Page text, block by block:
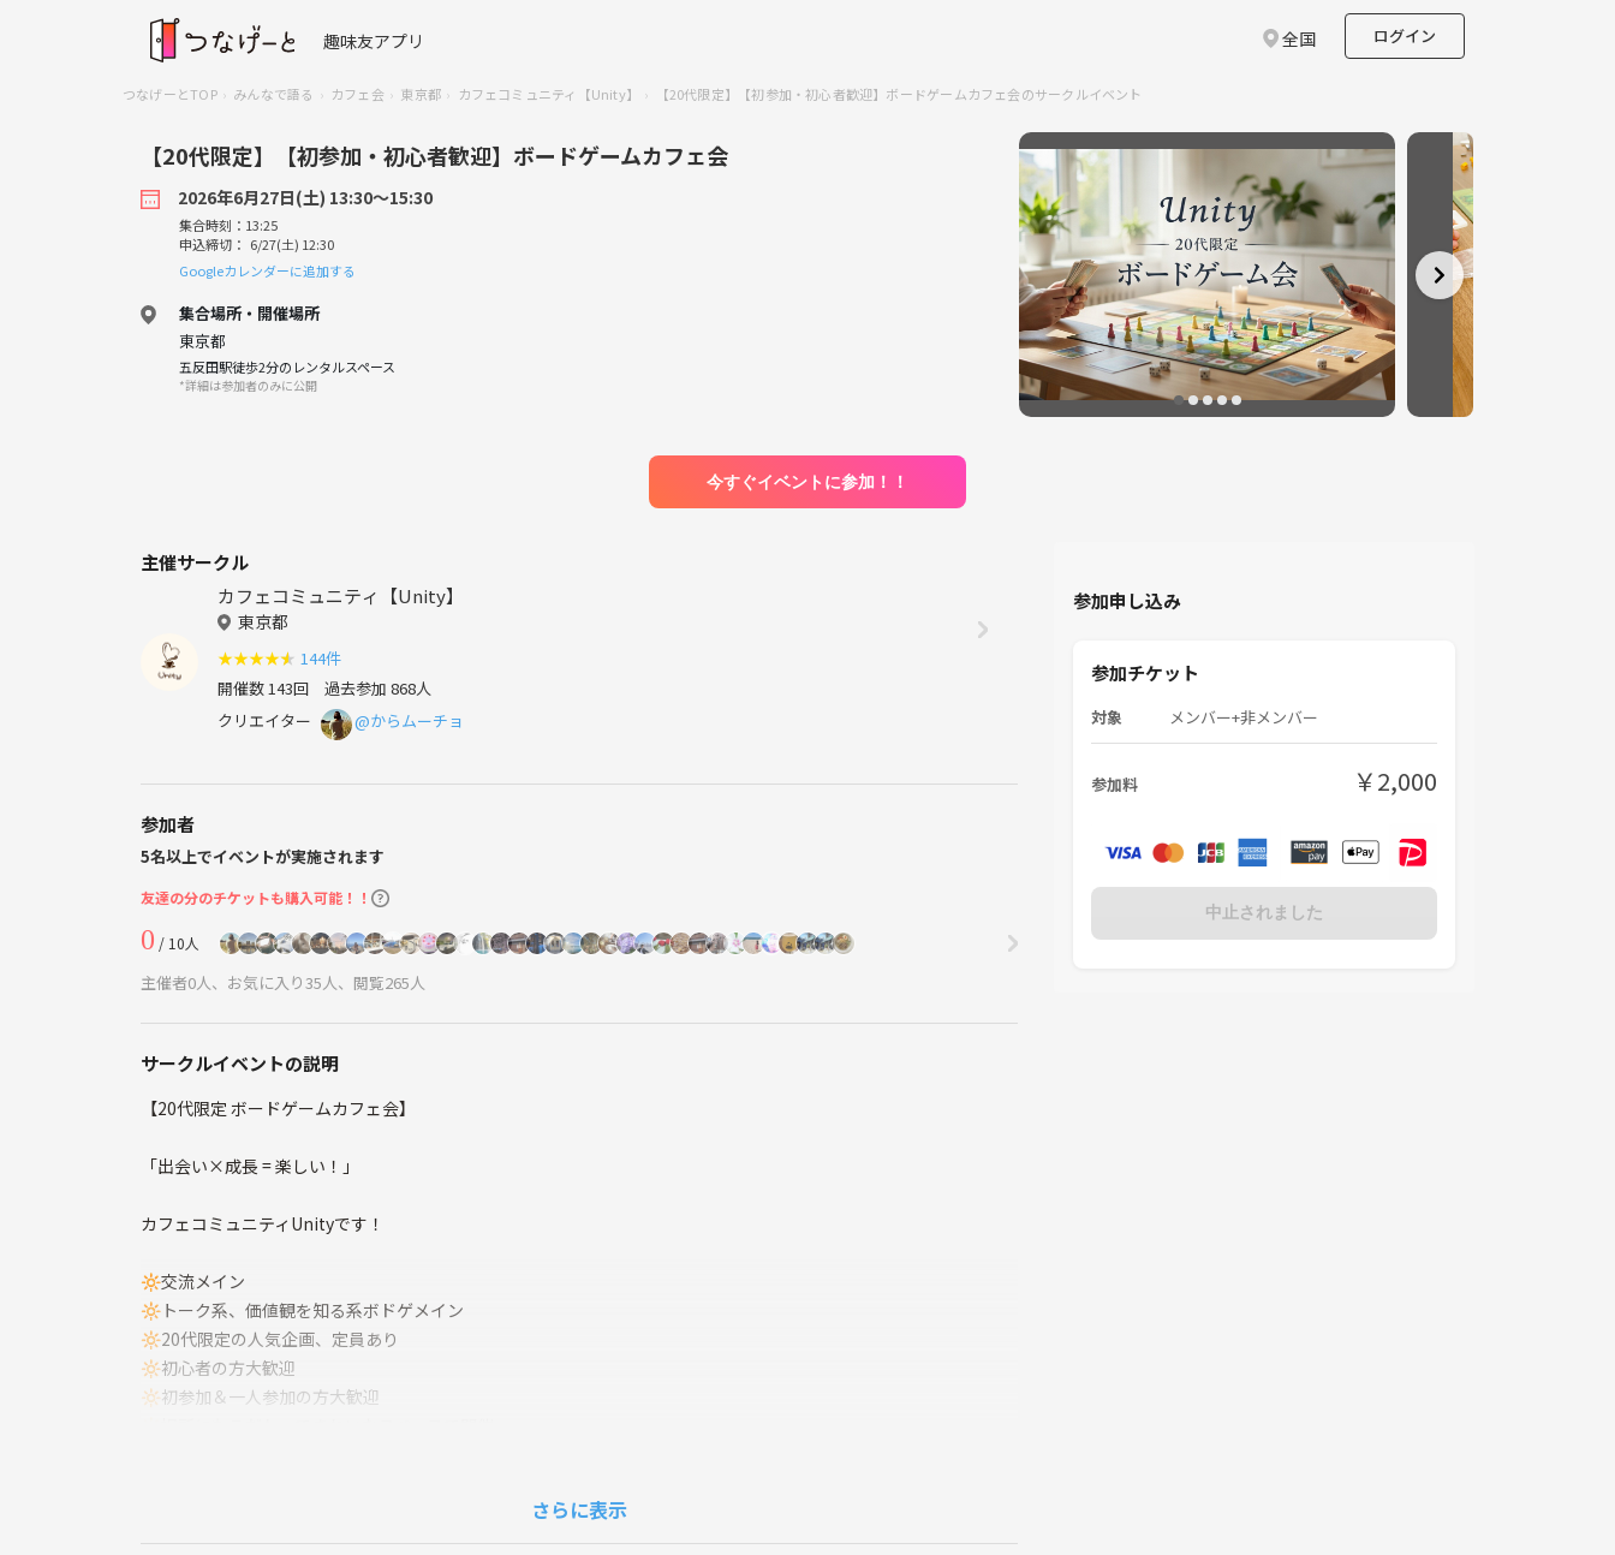
趣味友アプリ 全国 ログイン
つなげーとTOP みんなで語る カフェ会 東京都 カフェコミュニティ【Unity】 【20代限定】【初参加・初心者歓迎】ボードゲームカフェ会のサークルイベント
【20代限定】【初参加・初心者歓迎】ボードゲームカフェ会
2026年6月27日(土) 13:30〜15:30
集合時刻：13:25
申込締切： 6/27(土) 12:30
Googleカレンダーに追加する
集合場所・開催場所
東京都
五反田駅徒歩2分のレンタルスペース
*詳細は参加者のみに公開
今すぐイベントに参加！！
主催サークル
カフェコミュニティ【Unity】
東京都
★★★★★ 144件
開催数 143回 過去参加 868人
クリエイター
@からムーチョ
参加者
5名以上でイベントが実施されます
友達の分のチケットも購入可能！！
0 / 10人
主催者0人、お気に入り35人、閲覧265人
サークルイベントの説明
【20代限定 ボードゲームカフェ会】
「出会い×成長 = 楽しい！」
カフェコミュニティUnityです！
🔆交流メイン
🔆トーク系、価値観を知る系ボドゲメイン
🔆20代限定の人気企画、定員あり
🔆初心者の方大歓迎
🔆初参加＆一人参加の方大歓迎
交流を目的としているので、軽めのボードゲームを中心にしています✨
さらに表示
参加申し込み
参加チケット
対象 メンバー+非メンバー
参加料 ￥2,000
中止されました